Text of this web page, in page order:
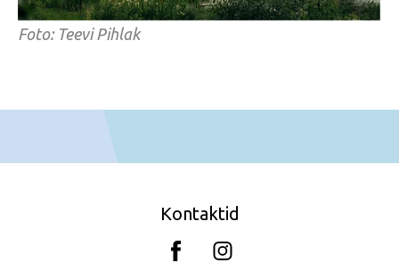
Foto: Teevi Pihlak
Kontaktid